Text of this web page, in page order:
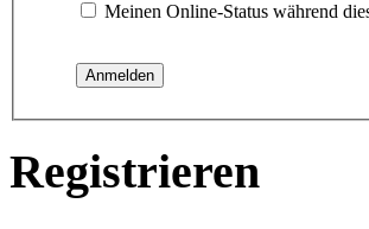
Meinen Online-Status während
Registrieren